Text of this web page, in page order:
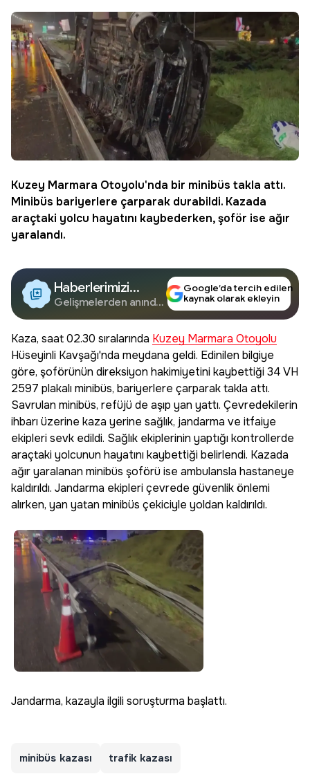
Kuzey Marmara Otoyolu'nda bir minibüs takla attı.
Minibüs bariyerlere çarparak durabildi. Kazada
araçtaki yolcu hayatını kaybederken, şoför ise ağır
yaralandı.
Haberlerimizi
Google'da Takip
Edin
Gelişmelerden anında
Google’da tercih edilen
kaynak olarak ekleyin
Kaza, saat 02.30 sıralarında Kuzey Marmara Otoyolu
Hüseyinli Kavşağı'nda meydana geldi. Edinilen bilgiye
göre, şoförünün direksiyon hakimiyetini kaybettiği 34 VH
2597 plakalı minibüs, bariyerlere çarparak takla attı.
Savrulan minibüs, refüjü de aşıp yan yattı. Çevredekilerin
ihbarı üzerine kaza yerine sağlık, jandarma ve itfaiye
ekipleri sevk edildi. Sağlık ekiplerinin yaptığı kontrollerde
araçtaki yolcunun hayatını kaybettiği belirlendi. Kazada
ağır yaralanan minibüs şoförü ise ambulansla hastaneye
kaldırıldı. Jandarma ekipleri çevrede güvenlik önlemi
alırken, yan yatan minibüs çekiciyle yoldan kaldırıldı.
Jandarma, kazayla ilgili soruşturma başlattı.
minibüs kazası trafik kazası